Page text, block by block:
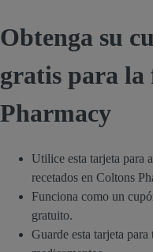
Obtenga su
gratis para la
Pharmacy
Utilice esta tarjeta para
recetados en Coltons
Funciona como un
gratuito.
Guarde esta tarjeta